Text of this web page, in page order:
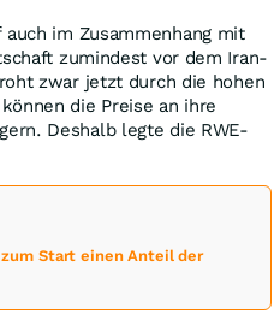
im Zusammenhang mit
zumindest vor dem Iran-
zwar jetzt durch die hohen
die Preise an ihre
Deshalb legte die RWE-
Start einen Anteil der